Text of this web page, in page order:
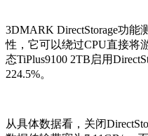
3DMARK DirectStorage功能
性，它可以绕过CPU直接将
态TiPlus9100 2TB启用
224.5%。
从具体数据看，关闭